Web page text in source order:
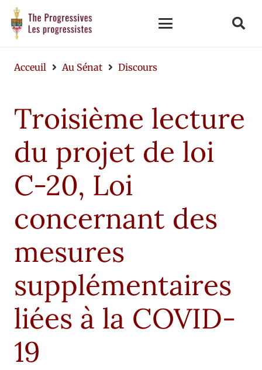
Acceuil Au Sénat Discours
Troisième lecture
du projet de loi
C-20, Loi
concernant des
mesures
supplémentaires
liées à la COVID-
19